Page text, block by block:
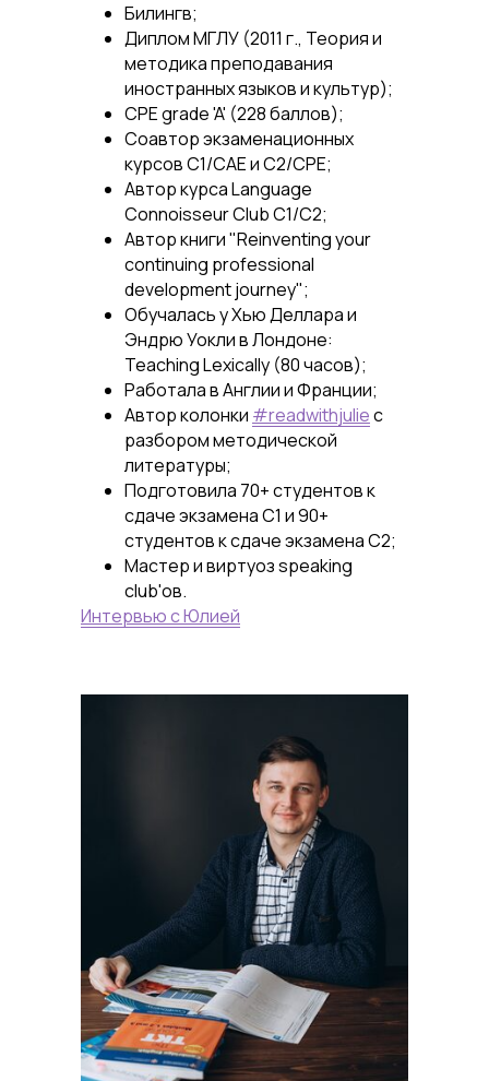
Билингв;
Диплом МГЛУ (2011 г., Теория и
методика преподавания
иностранных языков и культур);
CPE grade 'A' (228 баллов);
Соавтор экзаменационных
курсов C1/CAE и C2/CPE;
Автор курса Language
Connoisseur Club C1/C2;
Автор книги "Reinventing your
continuing professional
development journey";
Обучалась у Хью Деллара и
Эндрю Уокли в Лондоне:
Teaching Lexically (80 часов);
Работала в Англии и Франции;
Автор колонки #readwithjulieс
разбором методической
литературы;
Подготовила 70+ студентов к
сдаче экзамена C1 и 90+
студентов к сдаче экзамена C2;
Мастер и виртуоз speaking
club'ов.
Интервью с Юлией